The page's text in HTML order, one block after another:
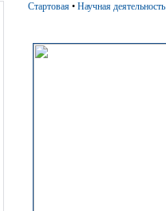
Стартовая • Научная деятельность